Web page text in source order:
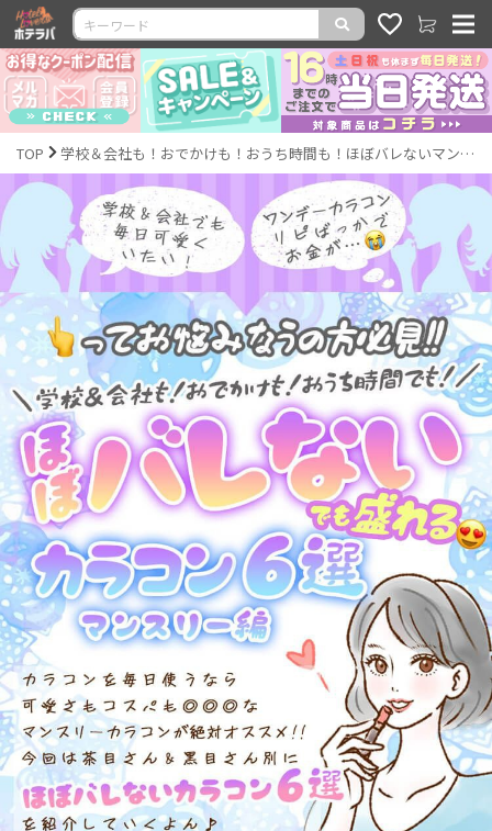
TOP 学校＆会社も！おでかけも！おうち時間も！ほぼバレないマンスリーカラコンがおすすめ★｜激安カラコン通販ホテラバ